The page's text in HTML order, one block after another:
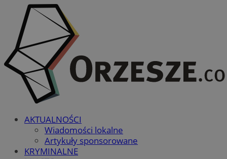
AKTUALNOŚCI
Wiadomości lokalne
Artykuły sponsorowane
KRYMINALNE